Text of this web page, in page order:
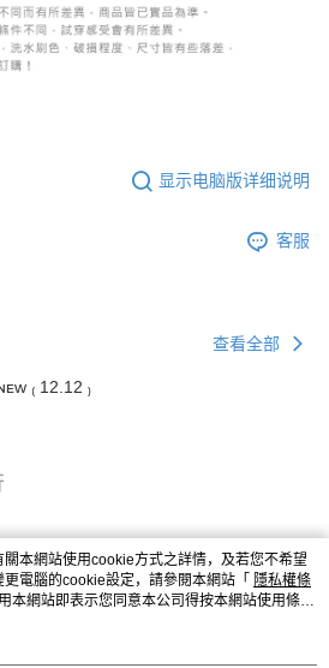
显示电脑版详细说明
客服
查看全部
₍ 12.12 ₎
本網站使用cookie方式之詳情，及若您不希望
電腦的cookie設定，請參閱本網站「 隱私權條
本網站即表示您同意本公司得按本網站使用條款